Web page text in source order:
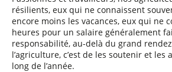
résilients, eux qui ne connaissent
encore moins les vacances, eux qui ne
heures pour un salaire généralement
responsabilité, au-delà du grand
l’agriculture, c’est de les soutenir et les
long de l’année.